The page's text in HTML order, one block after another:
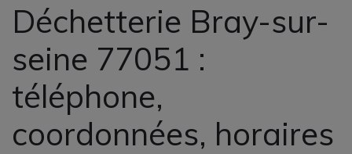
Déchetterie Bray-sur-
seine 77051 :
téléphone,
coordonnées, horaires